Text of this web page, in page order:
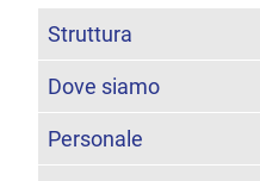
Struttura
Dove siamo
Personale